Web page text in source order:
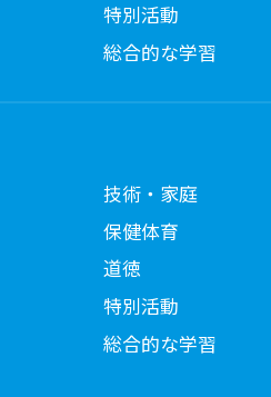
特別活動
総合的な学習
技術・家庭
保健体育
道徳
特別活動
総合的な学習